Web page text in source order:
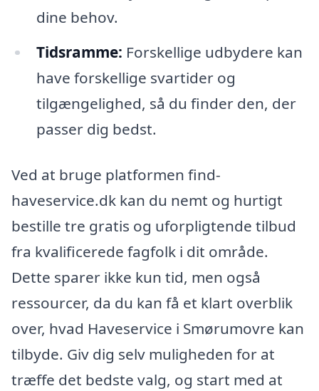
dine behov.
Tidsramme: Forskellige udbydere kan
have forskellige svartider og
tilgængelighed, så du finder den, der
passer dig bedst.
Ved at bruge platformen find-
haveservice.dk kan du nemt og hurtigt
bestille tre gratis og uforpligtende tilbud
fra kvalificerede fagfolk i dit område.
Dette sparer ikke kun tid, men også
ressourcer, da du kan få et klart overblik
over, hvad Haveservice i Smørumovre kan
tilbyde. Giv dig selv muligheden for at
træffe det bedste valg, og start med at